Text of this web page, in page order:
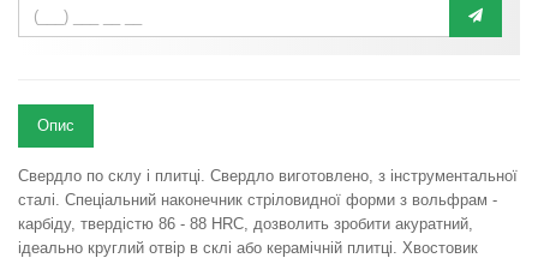
Опис
Свердло по склу і плитці. Свердло виготовлено, з інструментальної
сталі. Спеціальний наконечник стріловидної форми з вольфрам -
карбіду, твердістю 86 - 88 HRC, дозволить зробити акуратний,
ідеально круглий отвір в склі або керамічній плитці. Хвостовик